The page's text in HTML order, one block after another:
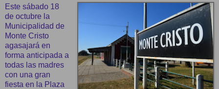
Este sábado 18
de octubre la
Municipalidad de
Monte Cristo
agasajará en
forma anticipada a
todas las madres
con una gran
fiesta en la Plaza